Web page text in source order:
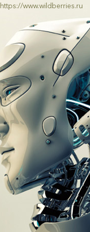
https://www.wildberries.ru